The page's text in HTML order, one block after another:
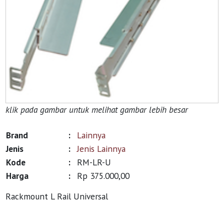
klik pada gambar untuk melihat gambar lebih besar
Brand :
Lainnya
Jenis
: Jenis Lainnya
Kode
:
RM-LR-U
Harga
:
Rp 375.000,00
Rackmount L Rail Universal